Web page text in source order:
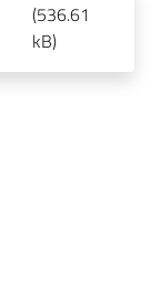
(536.61
kB)